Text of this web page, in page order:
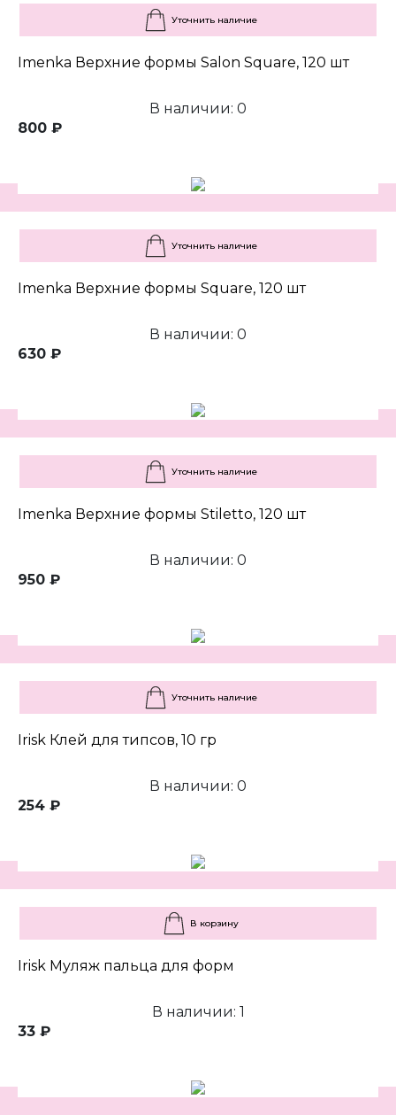
Уточнить наличие
Imenka Верхние формы Salon Square, 120 шт
В наличии: 0
800 ₽
Уточнить наличие
Imenka Верхние формы Square, 120 шт
В наличии: 0
630 ₽
Уточнить наличие
Imenka Верхние формы Stiletto, 120 шт
В наличии: 0
950 ₽
Уточнить наличие
Irisk Клей для типсов, 10 гр
В наличии: 0
254 ₽
В корзину
Irisk Муляж пальца для форм
В наличии: 1
33 ₽